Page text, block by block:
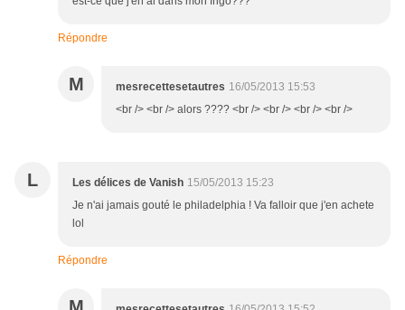
Répondre
M mesrecettesetautres 16/05/2013 15:53
<br /> <br /> alors ???? <br /> <br /> <br /> <br />
L Les délices de Vanish 15/05/2013 15:23
Je n'ai jamais gouté le philadelphia ! Va falloir que j'en achete
lol
Répondre